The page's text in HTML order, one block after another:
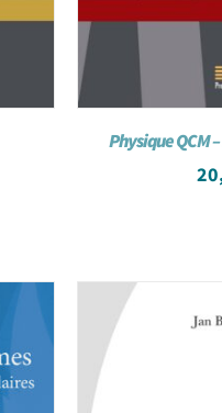
Physique QCM